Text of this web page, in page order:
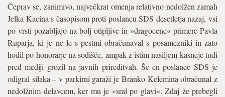
Čeprav se, zanimivo, največkrat omenja relativno nedolžen zamah
Jelka Kacina s časopisom proti poslancu SDS desetletja nazaj, vsi
po vrsti pozabljajo na bolj otipljive in »dragocene« primere Pavla
Ruparja, ki je ne le s pestmi obračunaval s posamezniki in zato
hodil po honorarje na sodišče, ampak z istim nasiljem kasneje tudi
pred mediji grozil na javnih prireditvah. Še en poslanec SDS je
odigral silaka – v parkirni garaži je Branko Kelemina obračunal z
nedolžnim delavcem, ker mu je »sral po glavi«. Zdaj že prebegli